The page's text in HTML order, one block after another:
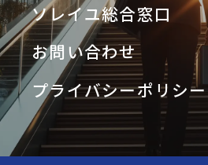
ソレイユ総合窓口
お問い合わせ
プライバシーポリシー